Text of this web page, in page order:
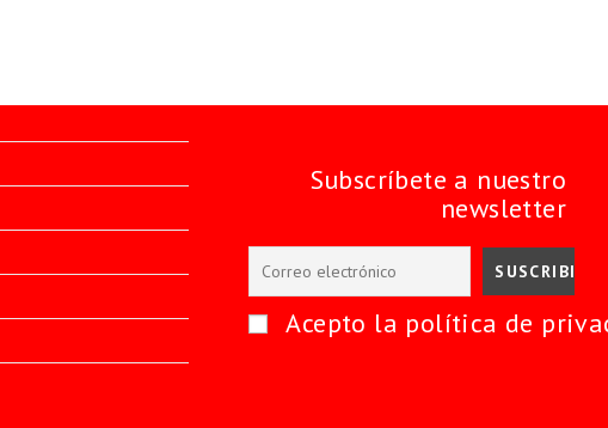
Subscríbete a nuestro
newsletter
Acepto la política de